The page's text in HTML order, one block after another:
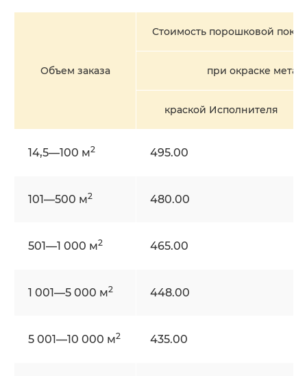
Объем заказа
Стоимость порошковой
при окраске
краской Исполнителя
14,5—100 м2 495.00
101—500 м2 480.00
501—1 000 м2 465.00
1 001—5 000 м2 448.00
5 001—10 000 м2 435.00